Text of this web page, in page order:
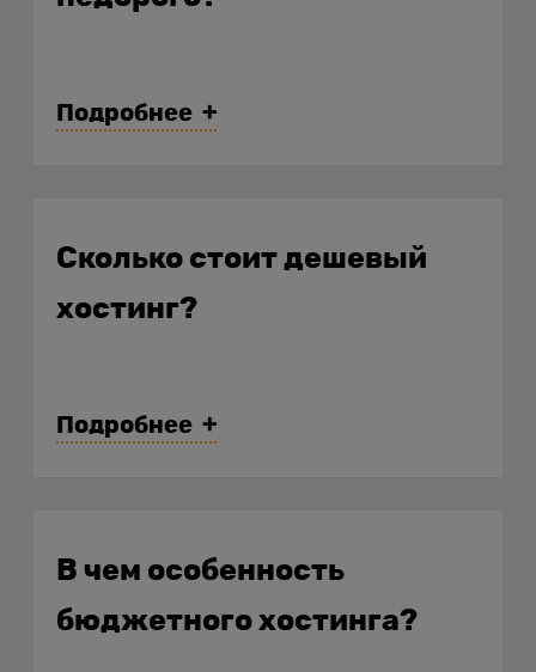
Подробнее
В панели управления
убедитесь, что тариф выбран
получите максимальную
Сколько стоит дешевый
хостинг?
Подробнее
В чем особенность
бюджетного хостинга?